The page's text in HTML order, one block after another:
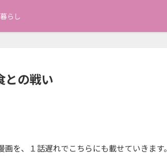
暮らし
との戦い
画を、１話遅れでこちらにも載せていきます。